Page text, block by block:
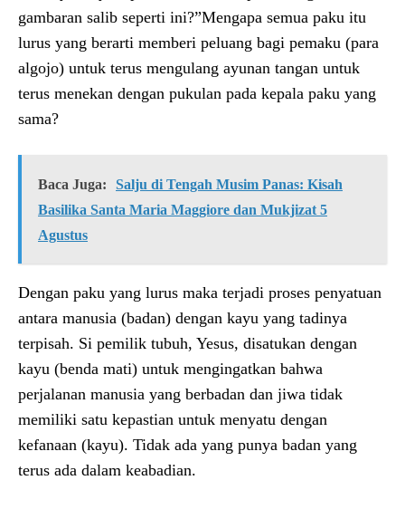
gambaran salib seperti ini?”Mengapa semua paku itu
lurus yang berarti memberi peluang bagi pemaku (para
algojo) untuk terus mengulang ayunan tangan untuk
terus menekan dengan pukulan pada kepala paku yang
sama?
Baca Juga:
Salju di Tengah Musim Panas: Kisah
Basilika Santa Maria Maggiore dan Mukjizat 5
Agustus
Dengan paku yang lurus maka terjadi proses penyatuan
antara manusia (badan) dengan kayu yang tadinya
terpisah. Si pemilik tubuh, Yesus, disatukan dengan
kayu (benda mati) untuk mengingatkan bahwa
perjalanan manusia yang berbadan dan jiwa tidak
memiliki satu kepastian untuk menyatu dengan
kefanaan (kayu). Tidak ada yang punya badan yang
terus ada dalam keabadian.